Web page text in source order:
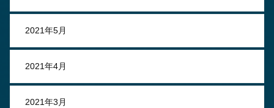
2021年5月
2021年4月
2021年3月